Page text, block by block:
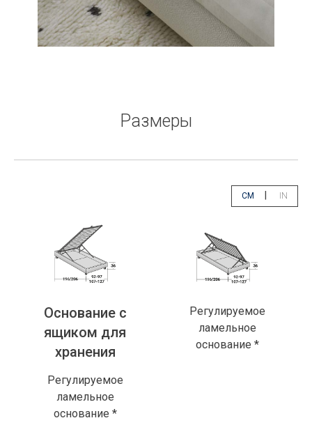
Размеры
CM
|
IN
Основание с
ящиком для
хранения
Регулируемое
ламельное
основание *
Регулируемое
ламельное
основание *